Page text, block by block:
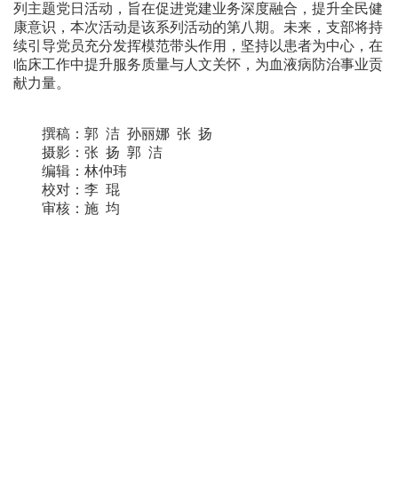
列主题党日活动，旨在促进党建业务深度融合，提升全民健
康意识，本次活动是该系列活动的第八期。未来，支部将持
续引导党员充分发挥模范带头作用，坚持以患者为中心，在
临床工作中提升服务质量与人文关怀，为血液病防治事业贡
献力量。
撰稿：郭 洁 孙丽娜 张 扬
摄影：张 扬 郭 洁
编辑：林仲玮
校对：李 琨
审核：施 均